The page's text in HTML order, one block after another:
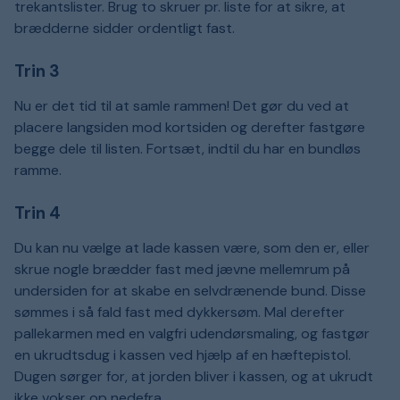
trekantslister. Brug to skruer pr. liste for at sikre, at
brædderne sidder ordentligt fast.
Trin 3
Nu er det tid til at samle rammen! Det gør du ved at
placere langsiden mod kortsiden og derefter fastgøre
begge dele til listen. Fortsæt, indtil du har en bundløs
ramme.
Trin 4
Du kan nu vælge at lade kassen være, som den er, eller
skrue nogle brædder fast med jævne mellemrum på
undersiden for at skabe en selvdrænende bund. Disse
sømmes i så fald fast med dykkersøm. Mal derefter
pallekarmen med en valgfri udendørsmaling, og fastgør
en ukrudtsdug i kassen ved hjælp af en hæftepistol.
Dugen sørger for, at jorden bliver i kassen, og at ukrudt